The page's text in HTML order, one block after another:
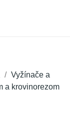
Vyžínače a
a krovinorezom